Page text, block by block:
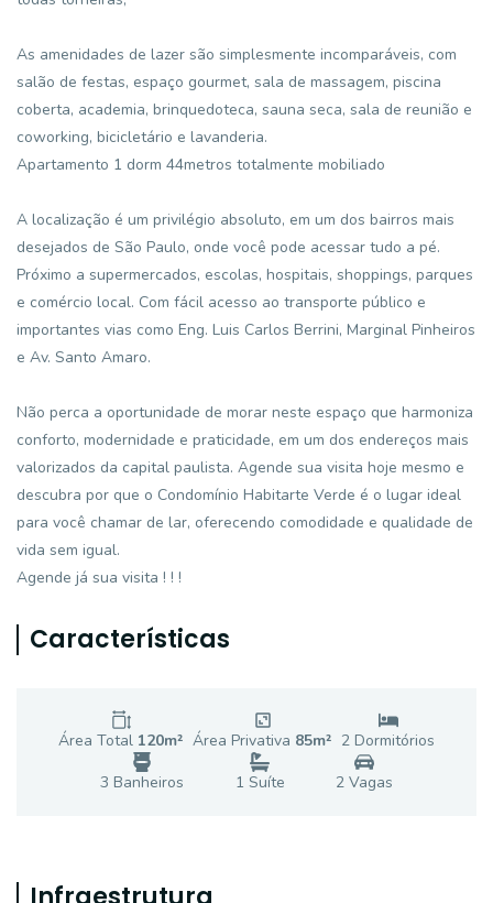
As amenidades de lazer são simplesmente incomparáveis, com
salão de festas, espaço gourmet, sala de massagem, piscina
coberta, academia, brinquedoteca, sauna seca, sala de reunião e
coworking, bicicletário e lavanderia.
Apartamento 1 dorm 44metros totalmente mobiliado
A localização é um privilégio absoluto, em um dos bairros mais
desejados de São Paulo, onde você pode acessar tudo a pé.
Próximo a supermercados, escolas, hospitais, shoppings, parques
e comércio local. Com fácil acesso ao transporte público e
importantes vias como Eng. Luis Carlos Berrini, Marginal Pinheiros
e Av. Santo Amaro.
Não perca a oportunidade de morar neste espaço que harmoniza
conforto, modernidade e praticidade, em um dos endereços mais
valorizados da capital paulista. Agende sua visita hoje mesmo e
descubra por que o Condomínio Habitarte Verde é o lugar ideal
para você chamar de lar, oferecendo comodidade e qualidade de
vida sem igual.
Agende já sua visita ! ! !
Características
Área Total 120m² Área Privativa 85m² 2 Dormitórios
3 Banheiros 1 Suíte 2Vagas